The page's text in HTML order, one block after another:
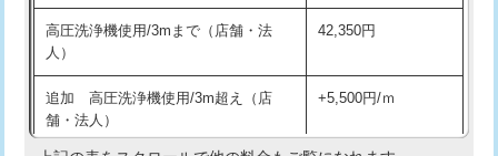
持込商品取付（単水栓） 13,200円
持込商品取付（混合水栓）
持込商品取付（浄水器・分岐水栓） 16,500円
持込商品取付（温水洗浄便座） 22,000円
高圧洗浄機使用/3mまで（店舗・法
人）
42,350円
追加 高圧洗浄機使用/3m超え（店
舗・法人）
+5,500円/ｍ